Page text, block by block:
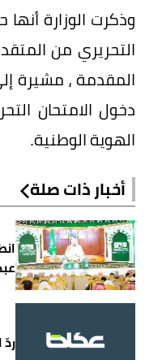
وذكرت الوزارة
التحريري من
المقدمة ، مشيرة
دخول الامتحان
الهوية الوطنية.
أخبار ذات صلة